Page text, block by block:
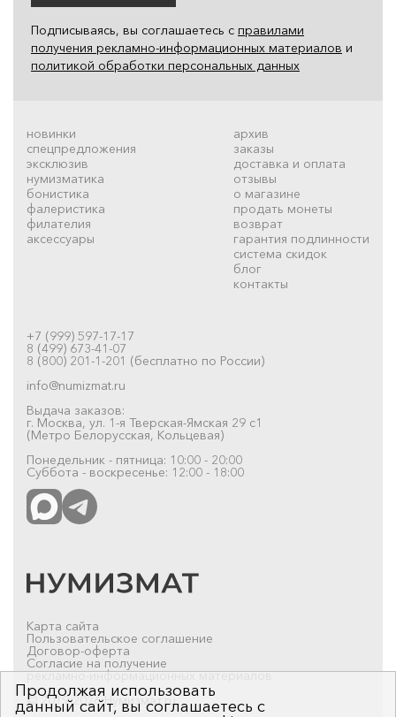
Подписываясь, вы соглашаетесь с правилами
получения рекламно-информационных материалов и
политикой обработки персональных данных
новинки
спецпредложения
эксклюзив
нумизматика
бонистика
фалеристика
филателия
аксессуары
архив
заказы
доставка и оплата
отзывы
о магазине
продать монеты
возврат
гарантия подлинности
система скидок
блог
контакты
+7 (999) 597-17-17
8 (499) 673-41-07
8 (800) 201-1-201 (бесплатно по России)
info@numizmat.ru
Выдача заказов:
г. Москва, ул. 1-я Тверская-Ямская 29 с1
(Метро Белорусская, Кольцевая)
Понедельник - пятница: 10:00 - 20:00
Суббота - воскресенье: 12:00 - 18:00
Карта сайта
Пользовательское соглашение
Договор-оферта
Согласие на получение
рекламно-информационных материалов
© 2019-2026 Нумизмат.ru
Продолжая использовать
данный сайт, вы соглашаетесь с